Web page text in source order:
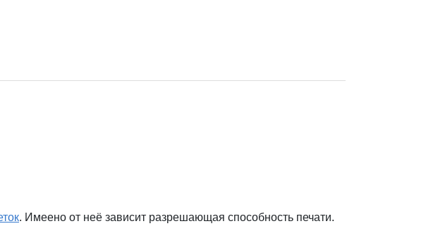
. Имеено от неё зависит разрешающая способность печати.